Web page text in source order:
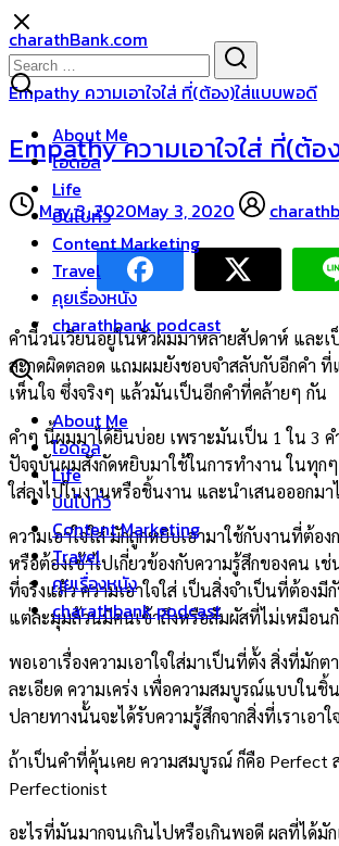
Skip
to
content
charathBank.com
About Me
ไอดอล
Life
บ่นไปทั่ว
Content Marketing
Travel
คุยเรื่องหนัง
charathbank podcast
About Me
ไอดอล
Life
บ่นไปทั่ว
Content Marketing
Travel
คุยเรื่องหนัง
charathbank podcast
Search
for:
Empathy ความเอาใจใส่ ที่(ต้อง)ใส่แบบพอดี
Empathy ความเอาใจใส่ ที่(ต้
May 3, 2020May 3, 2020
คำนี้วนเวียนอยู่ในหัวผมมาหลายสัปดาห์ และเ
สะกดผิดตลอด แถมผมยังชอบจำสลับกับอีกคำ ที่
เห็นใจ ซึ่งจริงๆ แล้วมันเป็นอีกคำที่คล้ายๆ กัน
คำๆ นี้ผมมาได้ยินบ่อย เพราะมันเป็น 1 ใน 3
ปัจจุบันผมสังกัดหยิบมาใช้ในการทำงาน ในทุก
ใส่ลงไปในงานหรือชิ้นงาน และนำเสนอออกมา
ความเอาใจใส่ มักถูกหยิบเอามาใช้กับงานที่ต้อง
หรือต้องเข้าไปเกี่ยวข้องกับความรู้สึกของคน เ
ที่จริงแล้ว ความเอาใจใส่ เป็นสิ่งจำเป็นที่ต้องมี
แต่ละมุมล้วนมีคนเข้าถึงหรือสัมผัสที่ไม่เหมือน
พอเอาเรื่องความเอาใจใส่มาเป็นที่ตั้ง สิ่งที่มักต
ละเอียด ความเคร่ง เพื่อความสมบูรณ์แบบในชิ้
ปลายทางนั้นจะได้รับความรู้สึกจากสิ่งที่เราเอาใ
ถ้าเป็นคำที่คุ้นเคย ความสมบูรณ์ ก็คือ Perfect
Perfectionist
อะไรที่มันมากจนเกินไปหรือเกินพอดี ผลที่ได้มั